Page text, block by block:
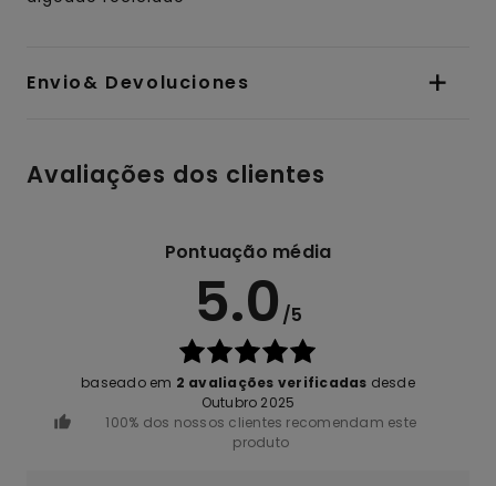
Envio& Devoluciones
Avaliações dos clientes
Pontuação média
5.0 /5
baseado em 2 avaliações verificadas desde
Outubro 2025
100% dos nossos clientes recomendam este
produto